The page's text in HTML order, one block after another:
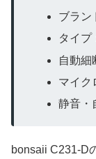
ブラン
タイプ
自動細
マイク
静音・
bonsaii C231-D